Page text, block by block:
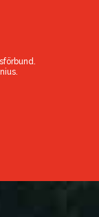
.
.